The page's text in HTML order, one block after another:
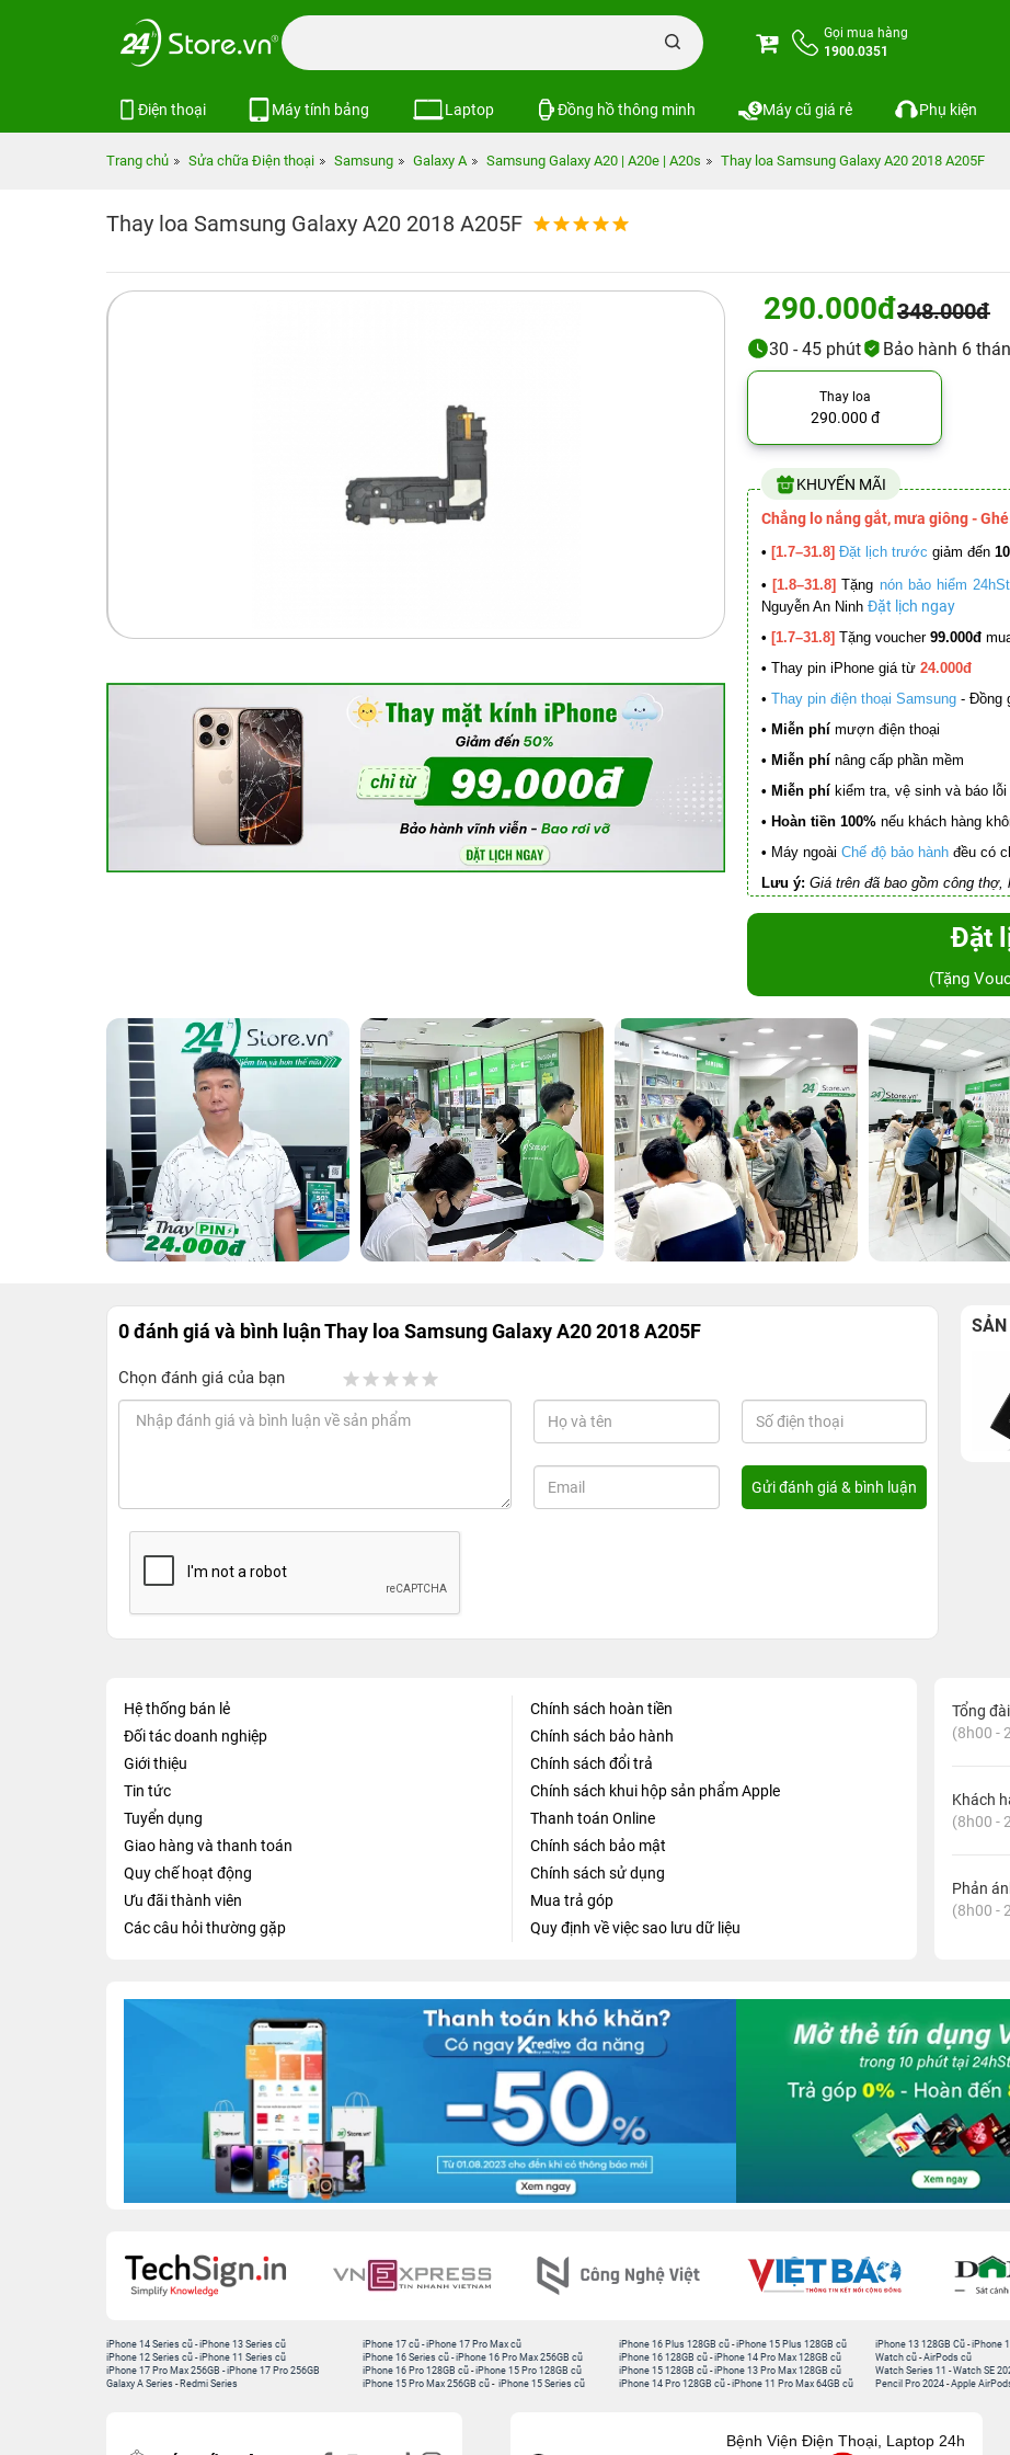
Gọi mua hàng
1900.0351
Điện thoại Máy tính bảng Laptop Đồng hồ thông minh Máy cũ giá rẻ Phụ kiện
Trang chủ Sửa chữa Điện thoại Samsung Galaxy A Samsung Galaxy A20 | A20e | A20s Thay loa Samsung Galaxy A20 2018 A205F
Thay loa Samsung Galaxy A20 2018 A205F
290.000đ348.000đ
30 - 45 phút Bảo hành 6
Thay loa
290.000 đ
KHUYẾN MÃI
Chẳng lo nắng gắt, mưa giông -
• [1.7–31.8] Đặt lịch trước giảm đến
• [1.8–31.8] Tặng nón bảo hiểm
Nguyễn An Ninh Đặt lịch ngay
• [1.7–31.8] Tặng voucher 99.000đ
• Thay pin iPhone giá từ 24.000đ
• Thay pin điện thoại Samsung - Đồng
• Miễn phí mượn điện thoại
• Miễn phí nâng cấp phần mềm
• Miễn phí kiểm tra, vệ sinh và báo lỗi
• Hoàn tiền 100% nếu khách hàng
• Máy ngoài Chế độ bảo hành đều có
Lưu ý: Giá trên đã bao gồm công
Đặt
(Tặng
0 đánh giá và bình luậnThay loa Samsung Galaxy A20 2018 A205F
Chọn đánh giá của bạn
Hệ thống bán lẻ
Đối tác doanh nghiệp
Giới thiệu
Tin tức
Tuyển dụng
Giao hàng và thanh toán
Quy chế hoạt động
Ưu đãi thành viên
Các câu hỏi thường gặp
Chính sách hoàn tiền
Chính sách bảo hành
Chính sách đổi trả
Chính sách khui hộp sản phẩm Apple
Thanh toán Online
Chính sách bảo mật
Chính sách sử dụng
Mua trả góp
Quy định về việc sao lưu dữ liệu
Tổng
(8h00 -
Khách
(8h00 -
Phản
(8h00 -
iPhone 14 Series cũ -iPhone 13 Series cũ
iPhone 12 Series cũ -iPhone 11 Series cũ
iPhone 17 Pro Max 256GB -iPhone 17 Pro 256GB
Galaxy A Series - Redmi Series
iPhone 17 cũ -iPhone 17 Pro Max cũ
iPhone 16 Series cũ - iPhone 16 Pro Max 256GB cũ
iPhone 16 Pro 128GB cũ -iPhone 15 Pro 128GB cũ
iPhone 15 Pro Max 256GB cũ - iPhone 15 Series cũ
iPhone 16 Plus 128GB cũ -iPhone 15 Plus 128GB cũ
iPhone 16 128GB cũ -iPhone 14 Pro Max 128GB cũ
iPhone 15 128GB cũ -iPhone 13 Pro Max 128GB cũ
iPhone 14 Pro 128GB cũ -iPhone 11 Pro Max 64GB cũ
iPhone 13 128GB Cũ -iPhone
Watch cũ -AirPods cũ
Watch Series 11 -Watch SE
Pencil Pro 2024 -Apple
Bệnh Viện Điện Thoại, Laptop 24h